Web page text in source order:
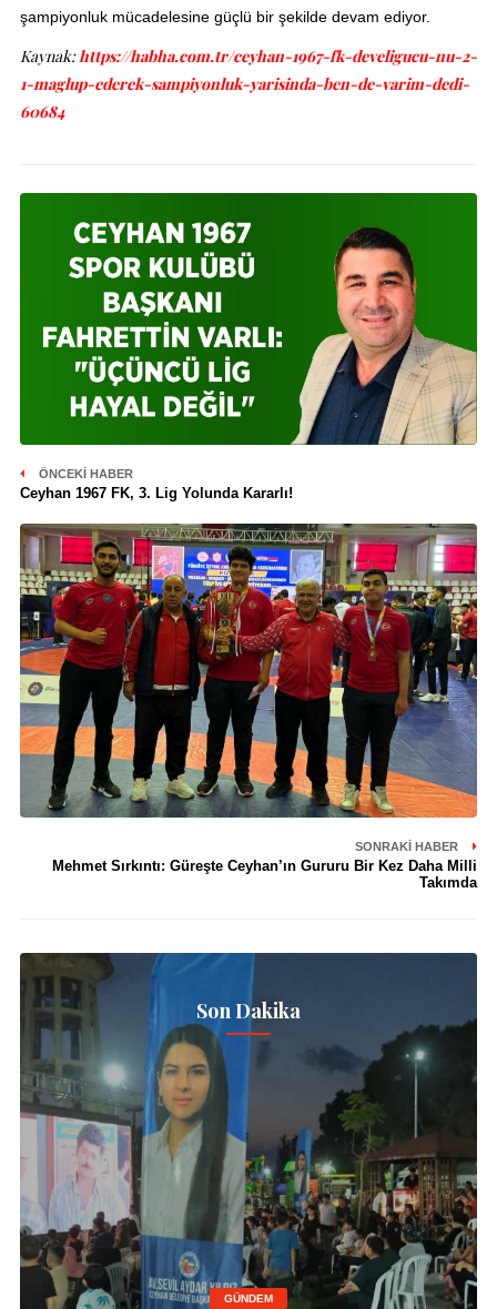
şampiyonluk mücadelesine güçlü bir şekilde devam ediyor.
Kaynak:https://habha.com.tr/ceyhan-1967-fk-develigucu-nu-2-
1-maglup-ederek-sampiyonluk-yarisinda-ben-de-varim-dedi-
60684
ÖNCEKI HABER
Ceyhan 1967 FK, 3. Lig Yolunda Kararlı!
SONRAKI HABER
Mehmet Sırkıntı: Güreşte Ceyhan’ın Gururu Bir Kez Daha Milli
Takımda
Son Dakika
GÜNDEM